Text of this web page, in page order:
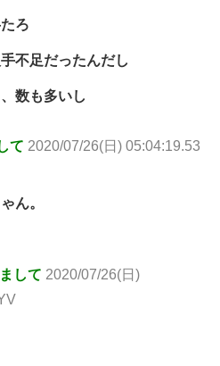
ろ
不足だったんだし
数も多いし
て 2020/07/26(日) 05:04:19.53
ん。
して 2020/07/26(日)